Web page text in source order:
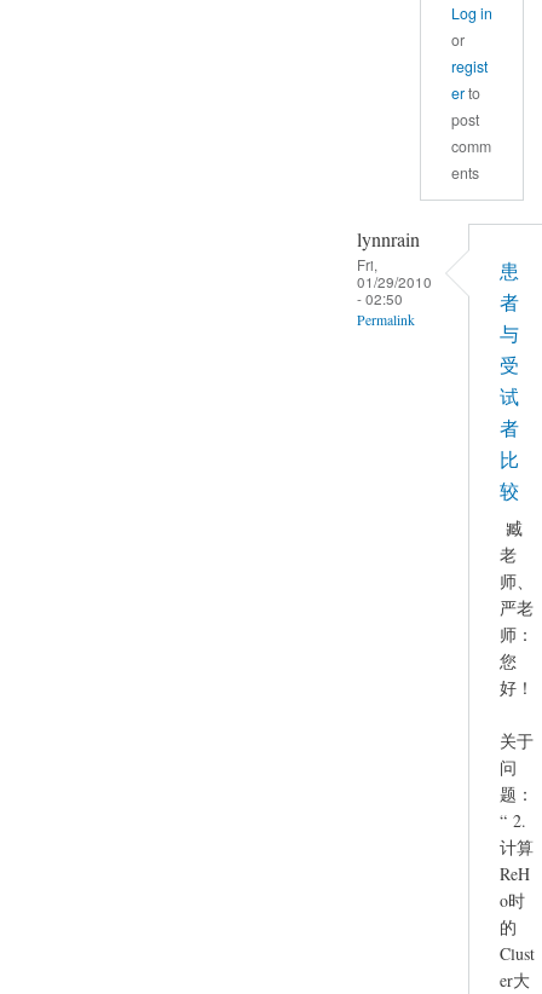
Log in
or
regist
erto
post
comm
ents
lynnrain
Fri,
01/29/2010
- 02:50
Permalink
患
者
与
受
试
者
比
较
臧
老
师、
严老
师：
您
好！
关于
问
题：
“ 2.
计算
ReH
o时
的
Clust
er大